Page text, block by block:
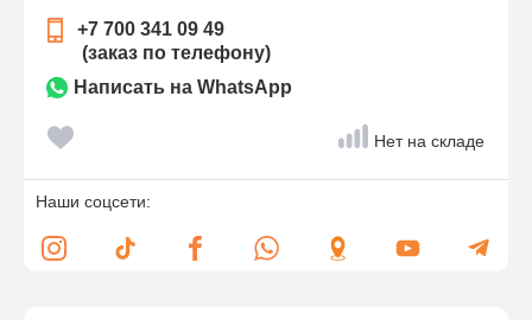
+7 700 341 09 49
(заказ по телефону)
Написать на WhatsApp
Нет на складе
Наши соцсети: